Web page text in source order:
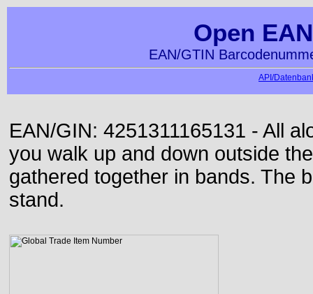
Open
EAN/GTIN
API/
EAN/GIN: 4251311165131 - All
you walk up and down outside
gathered together in bands. The
stand.